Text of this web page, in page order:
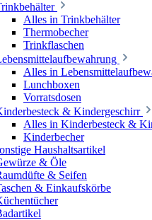
Alles in Trinkbehälter
Thermobecher
Trinkflaschen
Alles in
Lunchboxen
Vorratsdosen
& Kindergeschirr
Alles in Kinderbesteck &
Kinderbecher
Haushaltsartikel
& Öle
& Seifen
& Einkaufskörbe